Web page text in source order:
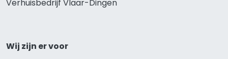
Verhuisbedrijf Vlaar-Dingen
Wij zijn er voor